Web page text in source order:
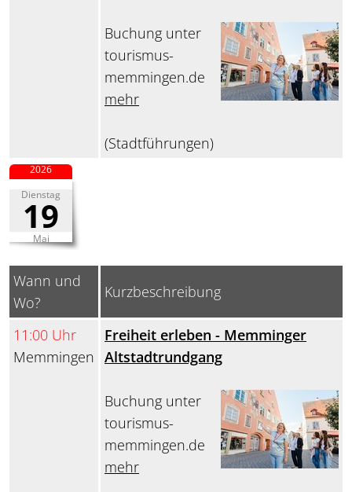
Buchung unter
tourismus-
memmingen.de
mehr
(Stadtführungen)
Dienstag
19
Mai
2026
Wann und
Wo?
Kurzbeschreibung
11:00 Uhr
Memmingen
Freiheit erleben - Memminger
Altstadtrundgang
Buchung unter
tourismus-
memmingen.de
mehr